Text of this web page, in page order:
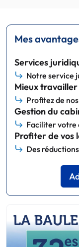
Mes
Services
Notre service
Mieux travailler
Profitez de
Gestion du
Faciliter votre
Profiter de vos
Des